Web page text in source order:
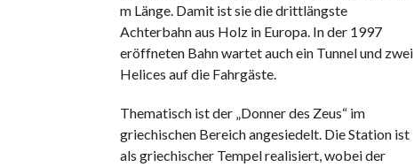
m Länge. Damit ist sie die drittlängste
Achterbahn aus Holz in Europa. In der 1997
eröffneten Bahn wartet auch ein Tunnel und zwei
Helices auf die Fahrgäste.
Thematisch ist der „Donner des Zeus“ im
griechischen Bereich angesiedelt. Die Station ist
als griechischer Tempel realisiert, wobei der